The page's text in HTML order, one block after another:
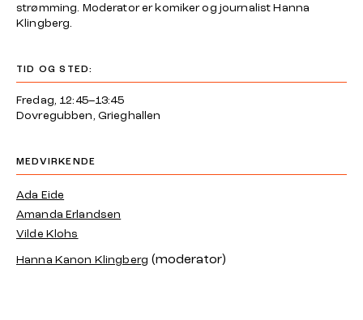
strømming. Moderator er komiker og journalist Hanna
Klingberg.
TID OG STED:
Fredag, 12:45–13:45
Dovregubben, Grieghallen
MEDVIRKENDE
Ada Eide
Amanda Erlandsen
Vilde Klohs
Hanna Kanon Klingberg (moderator)